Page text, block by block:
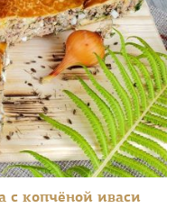
с копчёной иваси